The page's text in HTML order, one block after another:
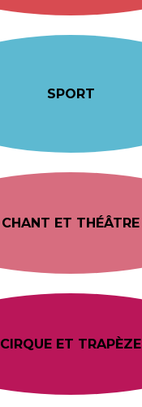
SPORT
CHANT ET THÉÂTRE
CIRQUE ET TRAPÈZE